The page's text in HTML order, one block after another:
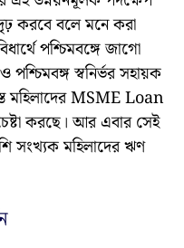
করবে বলে মনে করা
পশ্চিমবঙ্গে জাগো
স্বনির্ভর সহায়ক
মহিলাদের MSME Loan
করছে। আর এবার সেই
সংখ্যক মহিলাদের ঋণ